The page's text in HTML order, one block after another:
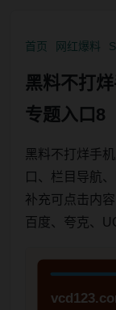
首页 网红爆料
黑料不打
专题入口8
黑料不打烊手
口、栏目导航
补充可点击内
百度、夸克、